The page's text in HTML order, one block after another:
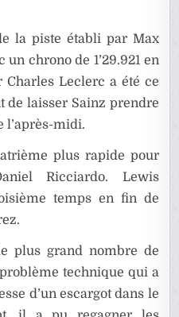
la piste établi par Max
chrono de 1’29.921 en
Charles Leclerc a été ce
de laisser Sainz prendre
l’après-midi.
plus rapide pour
Ricciardo. Lewis
temps en fin de
plus grand nombre de
technique qui a
d’un escargot dans le